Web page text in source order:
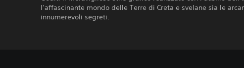
l’affascinante mondo delle Terre di Creta e svelane sia le
innumerevoli segreti.